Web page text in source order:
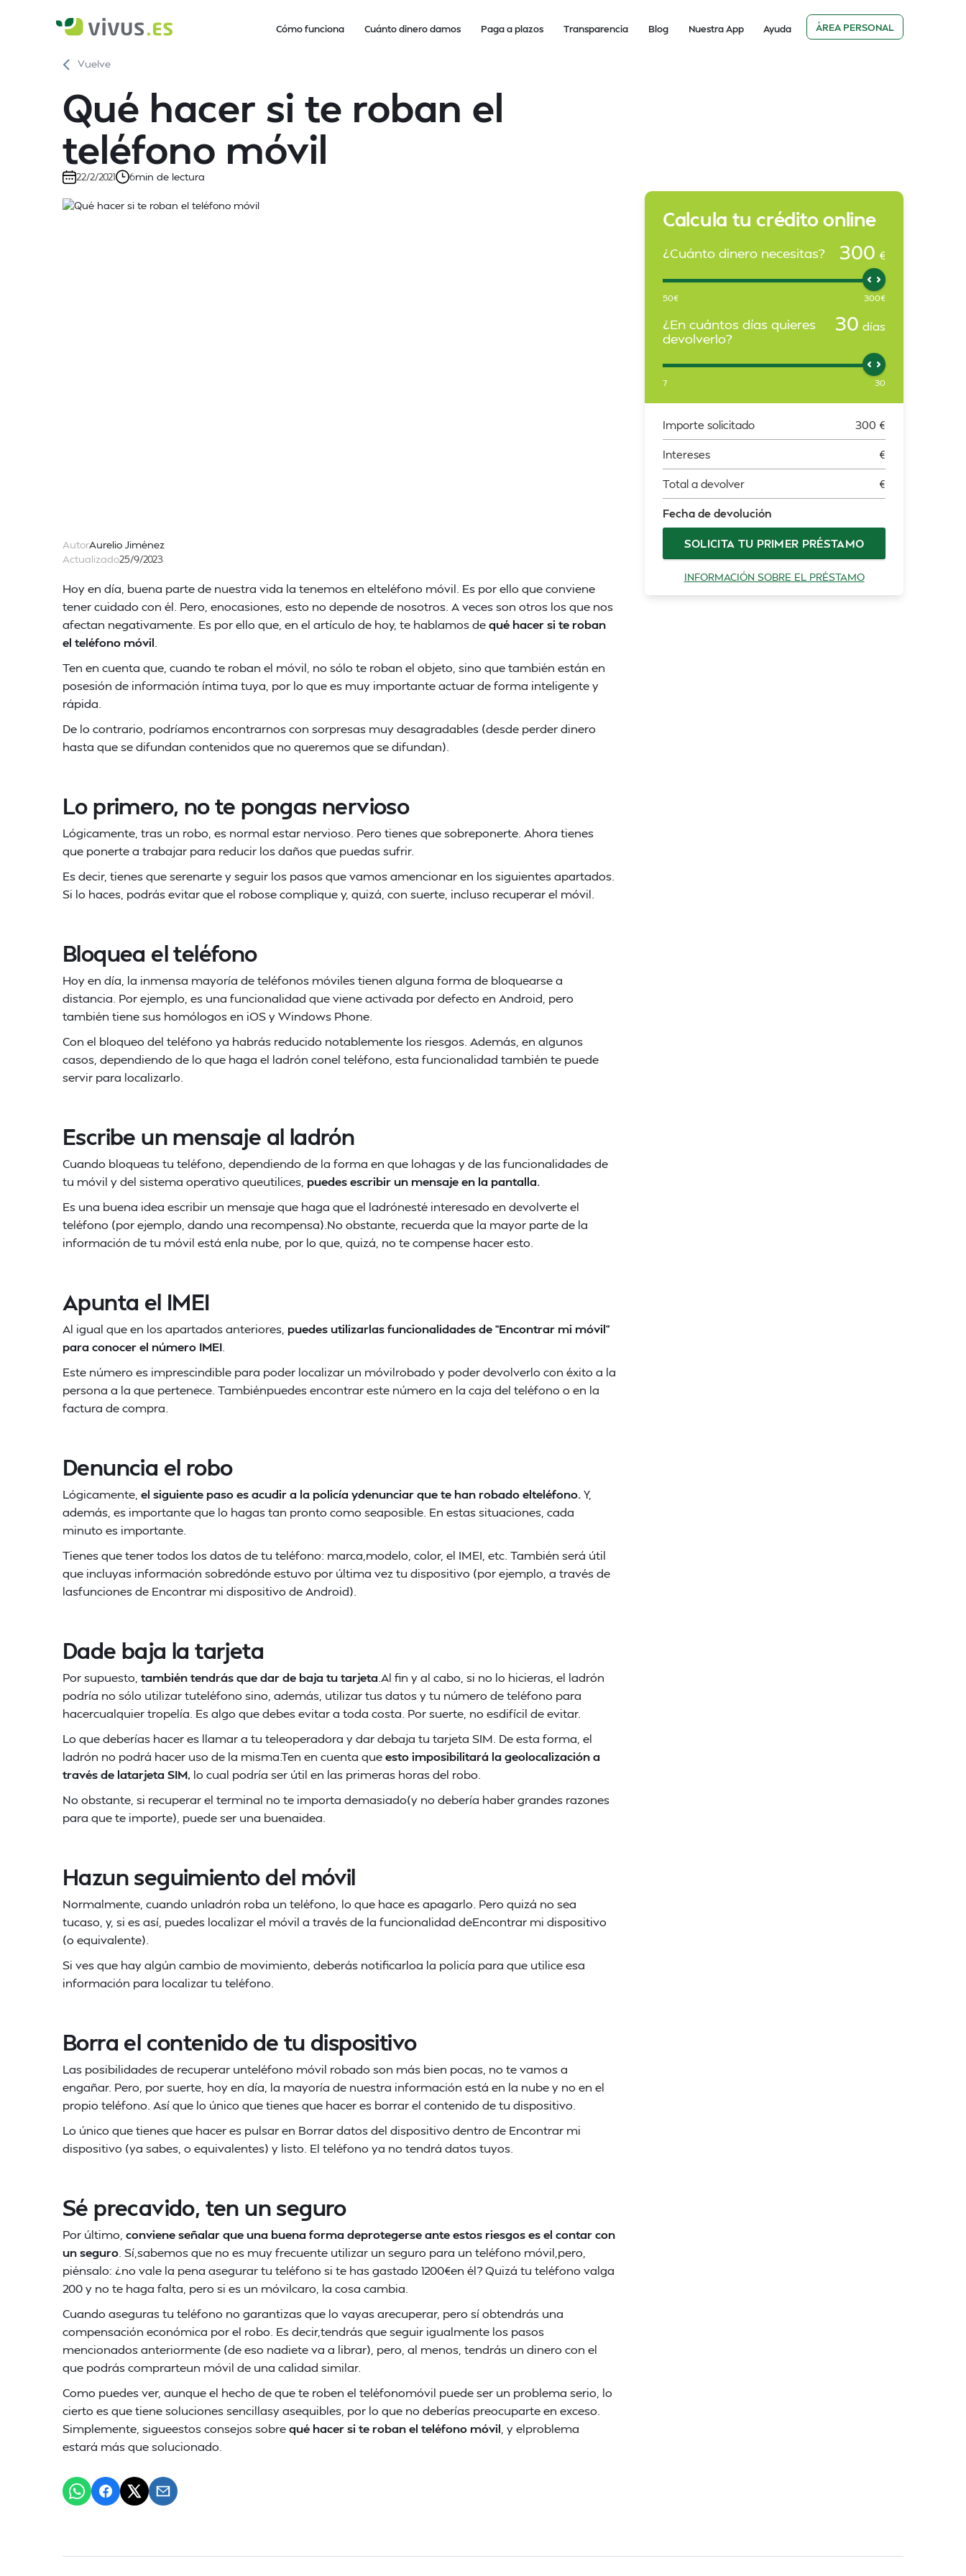
Cómo funciona Cuánto dinero damos Paga a plazos Transparencia Blog Nuestra App Ayuda ÁREA PERSONAL
Vuelve
Qué hacer si te roban el
teléfono móvil
22/2/2021 6min de lectura
AutorAurelio Jiménez
Actualizado25/9/2023
Hoy en día, buena parte de nuestra vida la tenemos en elteléfono móvil. Es por ello que conviene
tener cuidado con él. Pero, enocasiones, esto no depende de nosotros. A veces son otros los que nos
afectan negativamente. Es por ello que, en el artículo de hoy, te hablamos dequé hacer si te roban
el teléfono móvil
Ten en cuenta que, cuando te roban el móvil, no sólo te roban el objeto, sino que también están en
posesión de información íntima tuya, por lo que es muy importante actuar de forma inteligente y
rápida.
De lo contrario, podríamos encontrarnos con sorpresas muy desagradables (desde perder dinero
hasta que se difundan contenidos que no queremos que se difundan).
Lo primero, no te pongas nervioso
Lógicamente, tras un robo, es normal estar nervioso. Pero tienes que sobreponerte. Ahora tienes
que ponerte a trabajar para reducir los daños que puedas sufrir.
Es decir, tienes que serenarte y seguir los pasos que vamos amencionar en los siguientes apartados.
Si lo haces, podrás evitar que el robose complique y, quizá, con suerte, incluso recuperar el móvil.
Bloquea el teléfono
Hoy en día, la inmensa mayoría de teléfonos móviles tienen alguna forma de bloquearse a
distancia. Por ejemplo, es una funcionalidad que viene activada por defecto en Android, pero
también tiene sus homólogos en iOS y Windows Phone.
Con el bloqueo del teléfono ya habrás reducido notablemente los riesgos. Además, en algunos
casos, dependiendo de lo que haga el ladrón conel teléfono, esta funcionalidad también te puede
servir para localizarlo.
Escribe un mensaje al ladrón
Cuando bloqueas tu teléfono, dependiendo de la forma en que lohagas y de las funcionalidades de
tu móvil y del sistema operativo queutilices, puedes escribir un mensaje en la pantalla.
Es una buena idea escribir un mensaje que haga que el ladrónesté interesado en devolverte el
teléfono (por ejemplo, dando una recompensa).No obstante, recuerda que la mayor parte de la
información de tu móvil está enla nube, por lo que, quizá, no te compense hacer esto.
Apunta el IMEI
Al igual que en los apartados anteriores, puedes utilizarlas funcionalidades de “Encontrar mi móvil”
para conocer el número IMEI
Este número es imprescindible para poder localizar un móvilrobado y poder devolverlo con éxito a la
persona a la que pertenece. Tambiénpuedes encontrar este número en la caja del teléfono o en la
factura de compra.
Denuncia el robo
Lógicamente, el siguiente paso es acudir a la policía ydenunciar que te han robado elteléfono. Y,
además, es importante que lo hagas tan pronto como seaposible. En estas situaciones, cada
minuto es importante.
Tienes que tener todos los datos de tu teléfono: marca,modelo, color, el IMEI, etc. También será útil
que incluyas información sobredónde estuvo por última vez tu dispositivo (por ejemplo, a través de
lasfunciones de Encontrar mi dispositivo de Android).
Dade baja la tarjeta
Por supuesto, también tendrás que dar de baja tu tarjeta .Al fin y al cabo, si no lo hicieras, el ladrón
podría no sólo utilizar tuteléfono sino, además, utilizar tus datos y tu número de teléfono para
hacercualquier tropelía. Es algo que debes evitar a toda costa. Por suerte, no esdifícil de evitar.
Lo que deberías hacer es llamar a tu teleoperadora y dar debaja tu tarjeta SIM. De esta forma, el
ladrón no podrá hacer uso de la misma.Ten en cuenta queesto imposibilitará la geolocalización a
través de latarjeta SIM, lo cual podría ser útil en las primeras horas del robo.
No obstante, si recuperar el terminal no te importa demasiado(y no debería haber grandes razones
para que te importe), puede ser una buenaidea.
Hazun seguimiento del móvil
Normalmente, cuando unladrón roba un teléfono, lo que hace es apagarlo. Pero quizá no sea
tucaso, y, si es así, puedes localizar el móvil a través de la funcionalidad deEncontrar mi dispositivo
(o equivalente).
Si ves que hay algún cambio de movimiento, deberás notificarloa la policía para que utilice esa
información para localizar tu teléfono.
Borra el contenido de tu dispositivo
Las posibilidades de recuperar unteléfono móvil robado son más bien pocas, no te vamos a
engañar. Pero, por suerte, hoy en día, la mayoría de nuestra información está en la nube y no en el
propio teléfono. Así que lo único que tienes que hacer es borrar el contenido de tu dispositivo.
Lo único que tienes que hacer es pulsar en Borrar datos del dispositivo dentro de Encontrar mi
dispositivo (ya sabes, o equivalentes) y listo. El teléfono ya no tendrá datos tuyos.
Sé precavido, ten un seguro
Por último, conviene señalar que una buena forma deprotegerse ante estos riesgos es el contar con
un seguro . Sí,sabemos que no es muy frecuente utilizar un seguro para un teléfono móvil,pero,
piénsalo: ¿no vale la pena asegurar tu teléfono si te has gastado 1200€en él? Quizá tu teléfono valga
200 y no te haga falta, pero si es un móvilcaro, la cosa cambia.
Cuando aseguras tu teléfono no garantizas que lo vayas arecuperar, pero sí obtendrás una
compensación económica por el robo. Es decir,tendrás que seguir igualmente los pasos
mencionados anteriormente (de eso nadiete va a librar), pero, al menos, tendrás un dinero con el
que podrás comprarteun móvil de una calidad similar.
Como puedes ver, aunque el hecho de que te roben el teléfonomóvil puede ser un problema serio, lo
cierto es que tiene soluciones sencillasy asequibles, por lo que no deberías preocuparte en exceso.
Simplemente, sigueestos consejos sobrequé hacer si te roban el teléfono móvil , y elproblema
estará más que solucionado.
Calcula tu crédito online
¿Cuánto dinero necesitas? 300 €
50€ 300€
¿En cuántos días quieres
devolverlo?
30 días
7 30
Importe solicitado 300 €
Intereses €
Total a devolver €
Fecha de devolución
SOLICITA TU PRIMER PRÉSTAMO
INFORMACIÓN SOBRE EL PRÉSTAMO